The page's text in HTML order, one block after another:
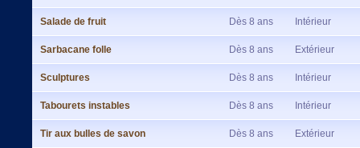
Salade de fruit Dès 8 ans Intérieur
Sarbacane folle Dès 8 ans Extérieur
Sculptures Dès 8 ans Intérieur
Tabourets instables Dès 8 ans Intérieur
Tir aux bulles de savon Dès 8 ans Extérieur